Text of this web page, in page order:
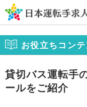
お役立ちコンテ
貸切バス運転手
ールをご紹介